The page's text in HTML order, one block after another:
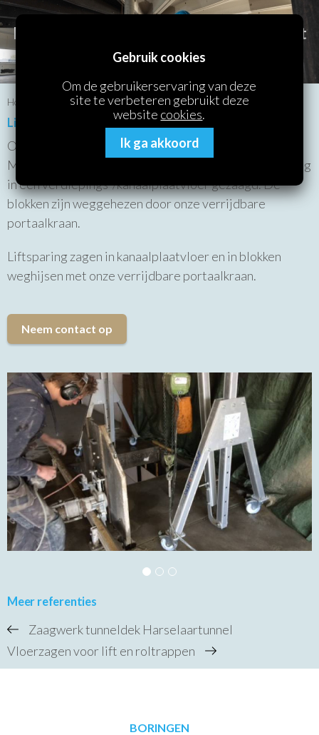
Gebruik cookies
Om de gebruikerservaring van deze
site te verbeteren gebruikt deze
website cookies.
Ik ga akkoord
Boor- en Zaagbedrijf Thomassen aan het
werk!
Home Referenties / Liftsparing in kanaalplaatvloer
Liftsparing in kanaalplaatvloer
Om een lift te kunnen plaatsen hebben onze collega's
Marius en Hendry middels een vloerenzaag een sparing
in een verdiepings-/kanaalplaatvloer gezaagd. De
blokken zijn weggehezen door onze verrijdbare
portaalkraan.
Liftsparing zagen in kanaalplaatvloer en in blokken
weghijsen met onze verrijdbare portaalkraan.
Neem contact op
Meer referenties
Zaagwerk tunneldek Harselaartunnel
Vloerzagen voor lift en roltrappen
BORINGEN